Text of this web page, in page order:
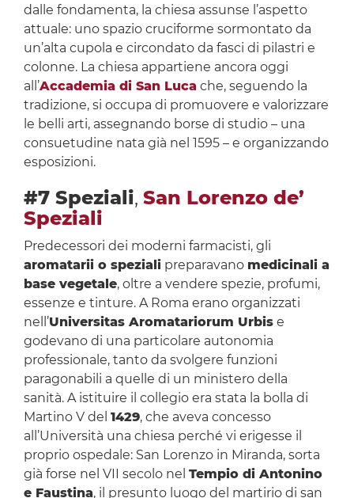
dalle fondamenta, la chiesa assunse l’aspetto
attuale: uno spazio cruciforme sormontato da
un’alta cupola e circondato da fasci di pilastri e
colonne. La chiesa appartiene ancora oggi
all’Accademia di San Lucache, seguendo la
tradizione, si occupa di promuovere e valorizzare
le belli arti, assegnando borse di studio – una
consuetudine nata già nel 1595 – e organizzando
esposizioni.
#7 Speziali, San Lorenzo de’
Speziali
Predecessori dei moderni farmacisti, gli
aromatarii o spezialipreparavano medicinali a
base vegetale, oltre a vendere spezie, profumi,
essenze e tinture. A Roma erano organizzati
nell’Universitas Aromatariorum Urbise
godevano di una particolare autonomia
professionale, tanto da svolgere funzioni
paragonabili a quelle di un ministero della
sanità. A istituire il collegio era stata la bolla di
Martino V del 1429, che aveva concesso
all’Università una chiesa perché vi erigesse il
proprio ospedale: San Lorenzo in Miranda, sorta
già forse nel VII secolo nel Tempio di Antonino
e Faustina, il presunto luogo del martirio di san